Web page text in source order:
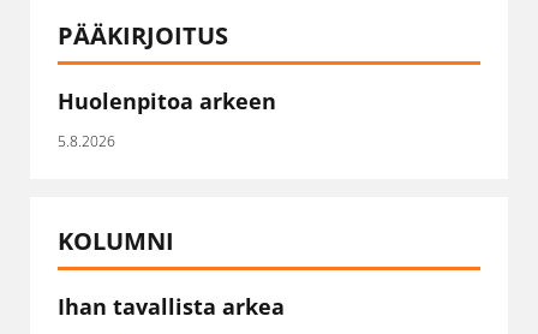
PÄÄKIRJOITUS
Huolenpitoa arkeen
5.8.2026
KOLUMNI
Ihan tavallista arkea